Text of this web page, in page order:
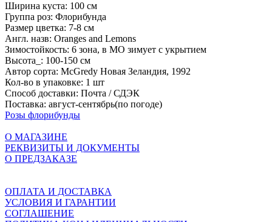
Ширина куста: 100 см
Группа роз: Флорибунда
Размер цветка: 7-8 см
Англ. назв: Oranges and Lemons
Зимостойкость: 6 зона, в МО зимует с укрытием
Высота_: 100-150 см
Автор сорта: McGredy Новая Зеландия, 1992
Кол-во в упаковке: 1 шт
Способ доставки: Почта / СДЭК
Поставка: август-сентябрь(по погоде)
Розы флорибунды
О МАГАЗИНЕ
РЕКВИЗИТЫ И ДОКУМЕНТЫ
О ПРЕДЗАКАЗЕ
ОПЛАТА И ДОСТАВКА
УСЛОВИЯ И ГАРАНТИИ
СОГЛАШЕНИЕ